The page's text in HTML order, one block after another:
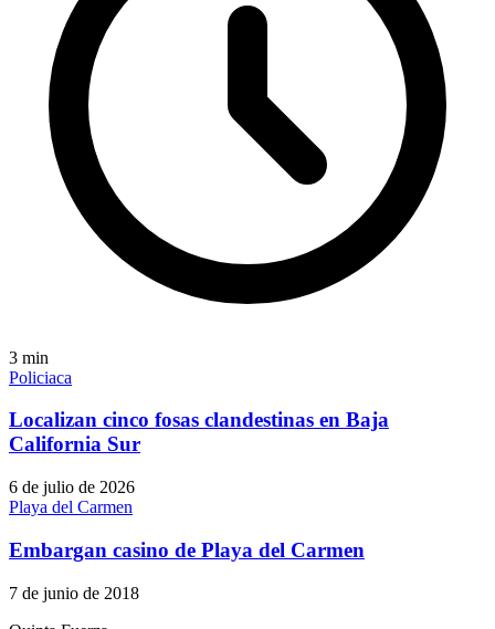
3 min
Policiaca
Localizan cinco fosas clandestinas en Baja
California Sur
6 de julio de 2026
Playa del Carmen
Embargan casino de Playa del Carmen
7 de junio de 2018